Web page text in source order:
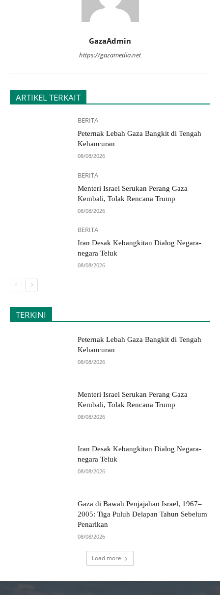
GazaAdmin
https://gazamedia.net
ARTIKEL TERKAIT
BERITA
Peternak Lebah Gaza Bangkit di Tengah
Kehancuran
08/08/2026
BERITA
Menteri Israel Serukan Perang Gaza
Kembali, Tolak Rencana Trump
08/08/2026
BERITA
Iran Desak Kebangkitan Dialog Negara-
negara Teluk
08/08/2026
TERKINI
Peternak Lebah Gaza Bangkit di Tengah
Kehancuran
08/08/2026
Menteri Israel Serukan Perang Gaza
Kembali, Tolak Rencana Trump
08/08/2026
Iran Desak Kebangkitan Dialog Negara-
negara Teluk
08/08/2026
Gaza di Bawah Penjajahan Israel, 1967–
2005: Tiga Puluh Delapan Tahun Sebelum
Penarikan
08/08/2026
Load more